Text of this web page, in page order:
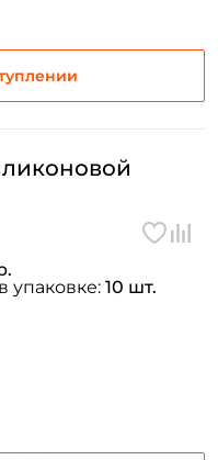
упаковке: 10 шт.